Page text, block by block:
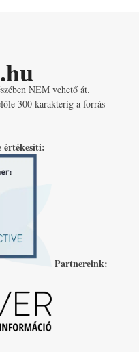
NEM vehető át.
300 karakterig a forrás
értékesíti:
Partnereink: